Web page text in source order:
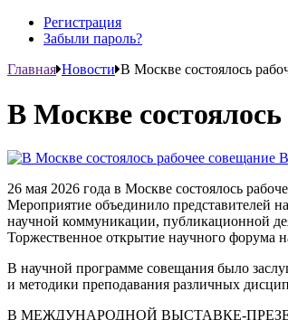
Регистрация
Забыли пароль?
Главная Новости В Москве состоялось
В Москве
26 мая 2026 года в Москве состоялось
Мероприятие объединило представителей
научной коммуникации, публикационной
Торжественное открытие научного форума
В научной программе совещания было
и методики преподавания различных
В МЕЖДУНАРОДНОЙ ВЫСТАВКЕ-